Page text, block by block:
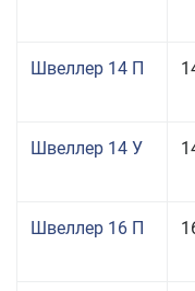
Швеллер 14 П
Швеллер 14 У
Швеллер 16 П